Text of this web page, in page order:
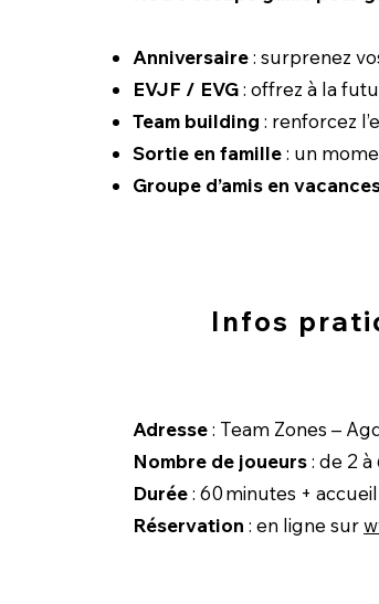
Anniversaire: surprenez
EVJF / EVG: offrez à la
Team building : renforcez
Sortie en famille: un
Groupe d’amis en
Infos
​Adresse: Team Zones –
Nombre de joueurs: de 2 à
Durée: 60 minutes +
Réservation : en ligne sur